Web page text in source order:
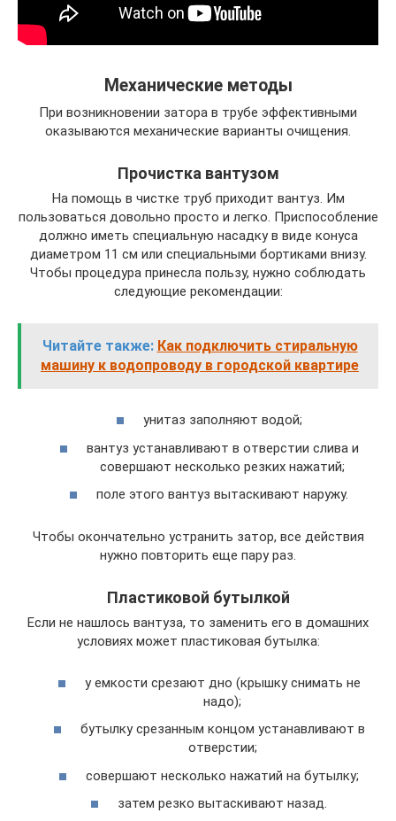
Механические методы
При возникновении затора в трубе эффективными
оказываются механические варианты очищения.
Прочистка вантузом
На помощь в чистке труб приходит вантуз. Им
пользоваться довольно просто и легко. Приспособление
должно иметь специальную насадку в виде конуса
диаметром 11 см или специальными бортиками внизу.
Чтобы процедура принесла пользу, нужно соблюдать
следующие рекомендации:
Читайте также: Как подключить стиральную
машину к водопроводу в городской квартире
унитаз заполняют водой;
вантуз устанавливают в отверстии слива и
совершают несколько резких нажатий;
поле этого вантуз вытаскивают наружу.
Чтобы окончательно устранить затор, все действия
нужно повторить еще пару раз.
Пластиковой бутылкой
Если не нашлось вантуза, то заменить его в домашних
условиях может пластиковая бутылка:
у емкости срезают дно (крышку снимать не
надо);
бутылку срезанным концом устанавливают в
отверстии;
совершают несколько нажатий на бутылку;
затем резко вытаскивают назад.